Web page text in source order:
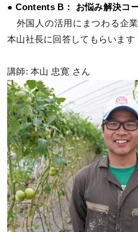
● Contents B： お悩み解決コ
外国人の活用にまつわる企
本山社長に回答してもらいます
講師: 本山 忠寛 さん